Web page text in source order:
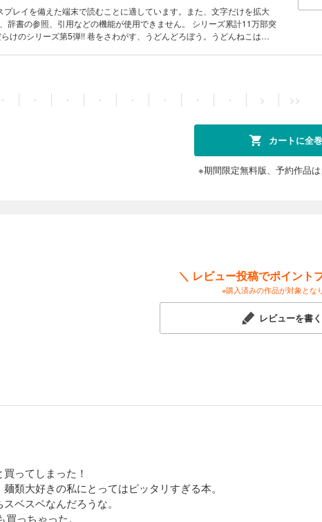
レイを備えた端末で読むことに適しています。また、文字だけを拡大
、引用などの機能が使用できません。 シリーズ累計11万部突
す、うどんどろぼう。うどんねこは、
・ ・ ・ ・ ・ ・ ・ ・ > >>
カートに全
※期間限定無料版、予約作品
＼ レビュー投稿でポイント
※購入済みの作品が対象とな
レビューを書く
ってしまった！
類大好きの私にとってはピッタリすぎる本。
ベスベなんだろうな。
っちゃった。